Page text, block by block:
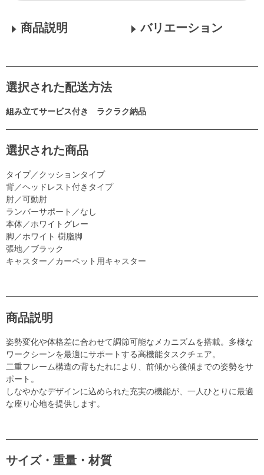
商品説明 バリエーション
選択された配送方法
組み立てサービス付き ラクラク納品
選択された商品
タイプ／クッションタイプ
背／ヘッドレスト付きタイプ
肘／可動肘
ランバーサポート／なし
本体／ホワイトグレー
脚／ホワイト 樹脂脚
張地／ブラック
キャスター／カーペット用キャスター
商品説明
姿勢変化や体格差に合わせて調節可能なメカニズムを搭載。多様な
ワークシーンを最適にサポートする高機能タスクチェア。
二重フレーム構造の背もたれにより、前傾から後傾までの姿勢をサ
ポート。
しなやかなデザインに込められた充実の機能が、一人ひとりに最適
な座り心地を提供します。
サイズ・重量・材質